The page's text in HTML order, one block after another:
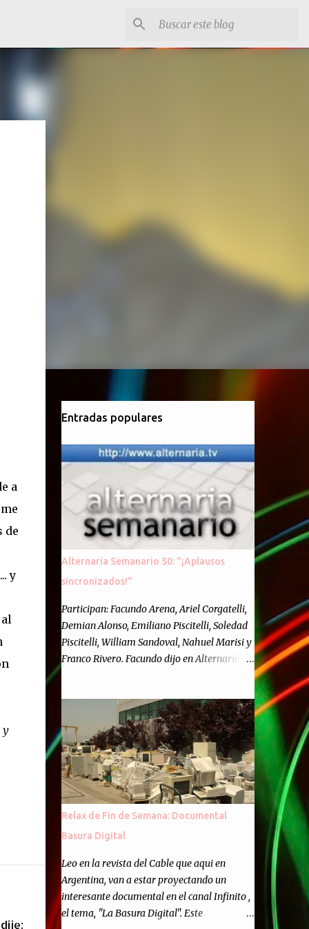
a
de
y
y
Entradas populares
Alternaria Semanario 50: "¡Aplausos
sincronizados!"
Participan: Facundo Arena, Ariel Corgatelli,
Demian Alonso, Emiliano Piscitelli, Soledad
Piscitelli, William Sandoval, Nahuel Marisi y
Franco Rivero. Facundo dijo en Alternaria :
Cincuenta ocasiones para ponernos en
contacto con ustedes y contarles las noticias
de tecnología más importantes, desde
nuestra propia óptica: un punto de vista
independiente e informal.Para festejarlo, se
nos ocurrió que estemos todos juntos; y
cuando digo "todos" me refiero a toda la
semanario como panelista, y a ustedes. Por
eso se nos ocurrió la idea de emitir video en
vivo. La tarea no fué facil, hubo que
coordinar horarios, preparar el estudio,
configurar muchos programejos y hacer
muchas pruebas. ¿El resultado? Totalmente
Relax de Fin de Semana: Documental
Basura Digital
Leo en la revista del Cable que aqui en
Argentina, van a estar proyectando un
interesante documental en el canal Infinito ,
el tema, "La Basura Digital". Este